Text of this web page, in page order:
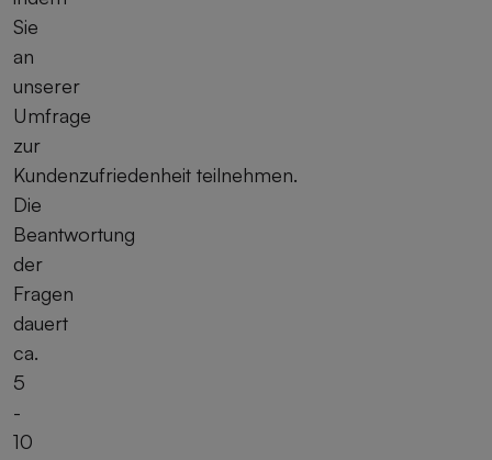
Sie
an
unserer
Umfrage
zur
Kundenzufriedenheit teilnehmen.
Die
Beantwortung
der
Fragen
dauert
ca.
5
-
10